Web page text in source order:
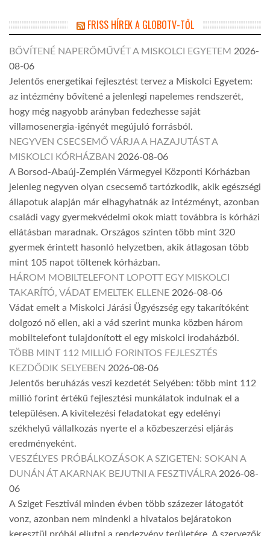
FRISS HÍREK A GLOBOTV-TŐL
BŐVÍTENÉ NAPERŐMŰVÉT A MISKOLCI EGYETEM 2026-
08-06
Jelentős energetikai fejlesztést tervez a Miskolci Egyetem:
az intézmény bővítené a jelenlegi napelemes rendszerét,
hogy még nagyobb arányban fedezhesse saját
villamosenergia-igényét megújuló forrásból.
NEGYVEN CSECSEMŐ VÁRJA A HAZAJUTÁST A
MISKOLCI KÓRHÁZBAN 2026-08-06
A Borsod-Abaúj-Zemplén Vármegyei Központi Kórházban
jelenleg negyven olyan csecsemő tartózkodik, akik egészségi
állapotuk alapján már elhagyhatnák az intézményt, azonban
családi vagy gyermekvédelmi okok miatt továbbra is kórházi
ellátásban maradnak. Országos szinten több mint 320
gyermek érintett hasonló helyzetben, akik átlagosan több
mint 105 napot töltenek kórházban.
HÁROM MOBILTELEFONT LOPOTT EGY MISKOLCI
TAKARÍTÓ, VÁDAT EMELTEK ELLENE 2026-08-06
Vádat emelt a Miskolci Járási Ügyészség egy takarítóként
dolgozó nő ellen, aki a vád szerint munka közben három
mobiltelefont tulajdonított el egy miskolci irodaházból.
TÖBB MINT 112 MILLIÓ FORINTOS FEJLESZTÉS
KEZDŐDIK SELYEBEN 2026-08-06
Jelentős beruházás veszi kezdetét Selyében: több mint 112
millió forint értékű fejlesztési munkálatok indulnak el a
településen. A kivitelezési feladatokat egy edelényi
székhelyű vállalkozás nyerte el a közbeszerzési eljárás
eredményeként.
VESZÉLYES PRÓBÁLKOZÁSOK A SZIGETEN: SOKAN A
DUNÁN ÁT AKARNAK BEJUTNI A FESZTIVÁLRA 2026-08-
06
A Sziget Fesztivál minden évben több százezer látogatót
vonz, azonban nem mindenki a hivatalos bejáratokon
keresztül próbál eljutni a rendezvény területére. A szervezők